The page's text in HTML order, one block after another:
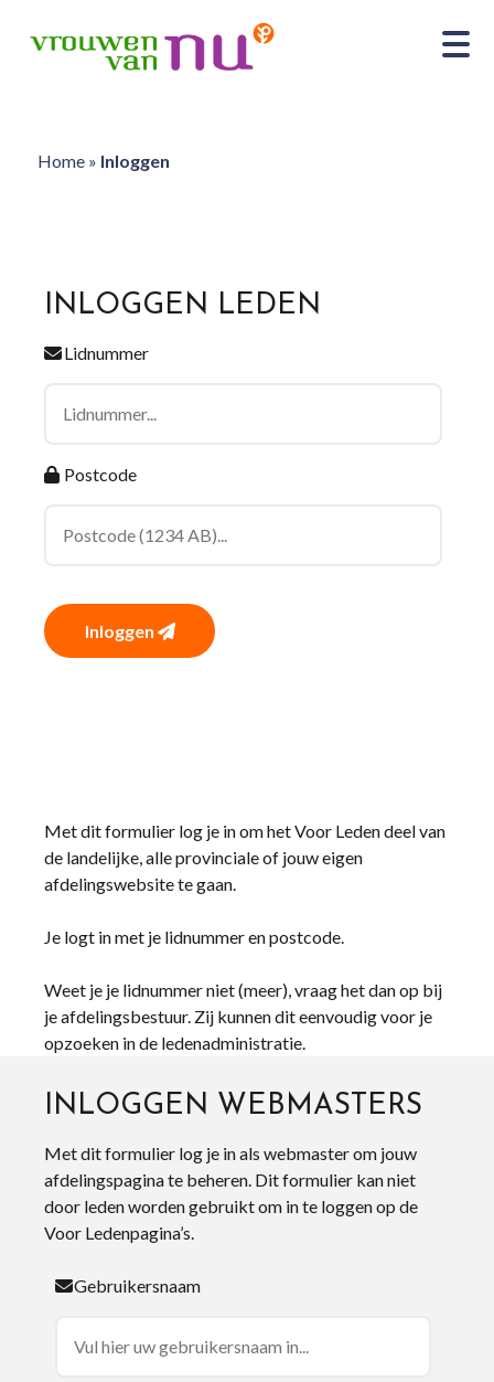
Home» Inloggen
INLOGGEN LEDEN
Lidnummer
Postcode
Inloggen
Met dit formulier log je in om het Voor Leden deel van
de landelijke, alle provinciale of jouw eigen
afdelingswebsite te gaan.
Je logt in met je lidnummer en postcode.
Weet je je lidnummer niet (meer), vraag het dan op bij
je afdelingsbestuur. Zij kunnen dit eenvoudig voor je
opzoeken in de ledenadministratie.
INLOGGEN WEBMASTERS
Met dit formulier log je in als webmaster om jouw
afdelingspagina te beheren. Dit formulier kan niet
door leden worden gebruikt om in te loggen op de
Voor Ledenpagina’s.
Gebruikersnaam